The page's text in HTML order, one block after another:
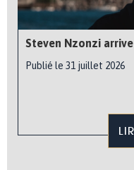
Steven Nzonzi
Publié le 31 juillet 2026